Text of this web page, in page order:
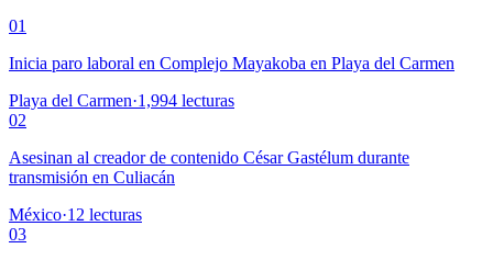
01
Inicia paro laboral en Complejo Mayakoba en Playa del Carmen
Playa del Carmen·1,994 lecturas
02
Asesinan al creador de contenido César Gastélum durante
transmisión en Culiacán
México·12 lecturas
03